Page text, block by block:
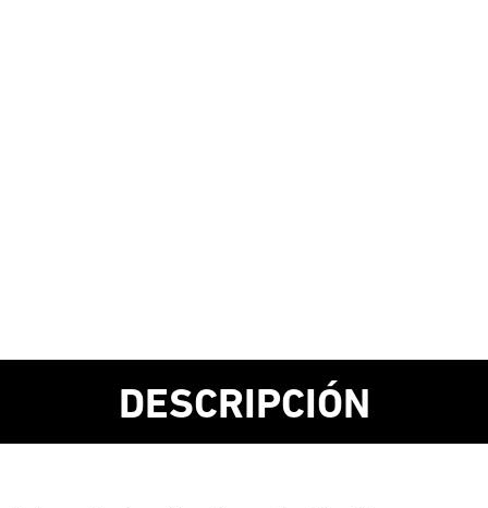
DESCRIPCIÓN